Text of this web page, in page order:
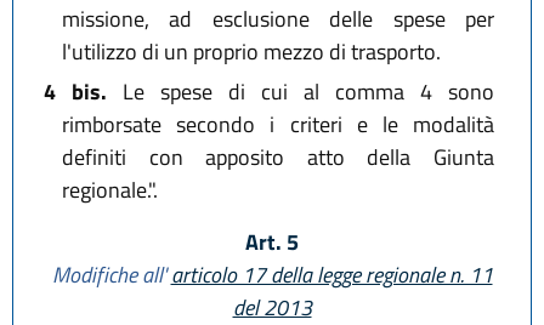
missione, ad esclusione delle spese per
l'utilizzo di un proprio mezzo di trasporto.
4 bis. Le spese di cui al comma 4 sono
rimborsate secondo i criteri e le modalità
definiti con apposito atto della Giunta
regionale.".
Art. 5
Modifiche all'articolo 17 della legge regionale n. 11
del 2013